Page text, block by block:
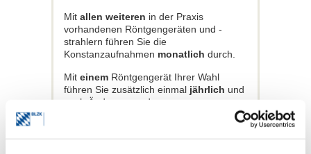
Mit allen weiteren in der Praxis
vorhandenen Röntgengeräten und -
strahlern führen Sie die
Konstanzaufnahmen monatlich durch.
Mit einem Röntgengerät Ihrer Wahl
führen Sie zusätzlich einmal jährlich und
nach Änderungen der
Raumbeleuchtung/Tageslichtvorsatz die